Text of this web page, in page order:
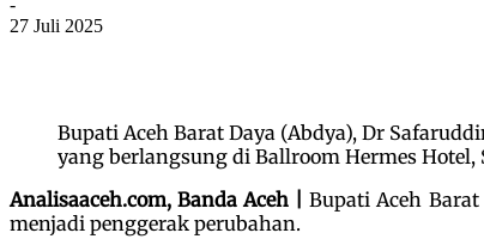
27 Juli 2025
Bupati Aceh Barat Daya (Abdya), Dr
yang berlangsung di Ballroom Hermes Hotel,
Analisaaceh.com, Banda Aceh |
Bupati Aceh
menjadi penggerak perubahan.